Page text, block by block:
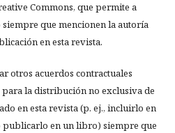
Commons, que permite a
que mencionen la autoría
en esta revista.
otros acuerdos contractuales
la distribución no exclusiva de
en esta revista (p. ej., incluirlo en
en un libro) siempre que